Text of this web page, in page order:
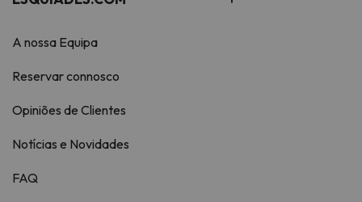
A nossa Equipa
Reservar connosco
Opiniões de Clientes
Notícias e Novidades
FAQ